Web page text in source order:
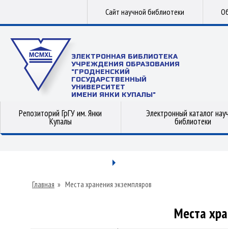
Сайт научной библиотеки
ЭЛЕКТРОННАЯ БИБЛИОТЕКА
УЧРЕЖДЕНИЯ ОБРАЗОВАНИЯ
"ГРОДНЕНСКИЙ
ГОСУДАРСТВЕННЫЙ
УНИВЕРСИТЕТ
ИМЕНИ ЯНКИ КУПАЛЫ"
Репозиторий ГрГУ им. Янки
Купалы
Электронный каталог
библиотеки
Главная » Места хранения экземпляров
Места